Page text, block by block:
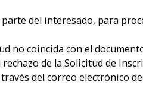
del interesado, para
no coincida con el
de la Solicitud de
del correo electrónico